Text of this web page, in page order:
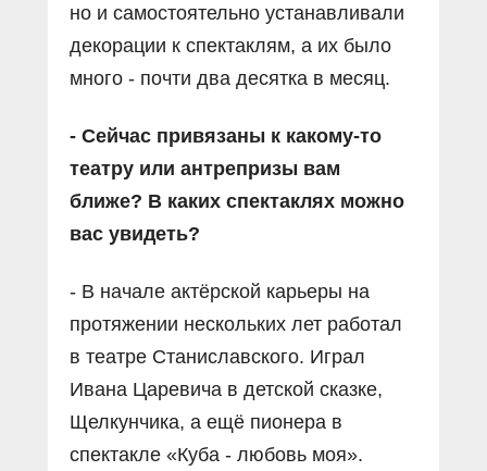
но и самостоятельно устанавливали
декорации к спектаклям, а их было
много - почти два десятка в месяц.
- Сейчас привязаны к како­му‑то
театру или антрепризы вам
ближе? В каких спектаклях можно
вас увидеть?
- В начале актёрской карьеры на
протяжении нескольких лет работал
в театре Станиславского. Играл
Ивана Царевича в детской сказке,
Щелкунчика, а ещё пионера в
спектакле «Куба - любовь моя».